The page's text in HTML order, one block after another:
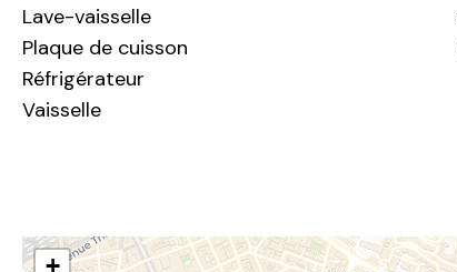
Lave-vaisselle
Plaque de cuisson
Réfrigérateur
Vaisselle
+